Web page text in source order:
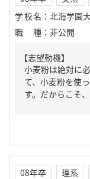
学校名 ： 北海学園
職種 ： 非公開
【志望動機】
小麦粉は絶対に
て、小麦粉を使
す。だからこそ
08年卒 理系